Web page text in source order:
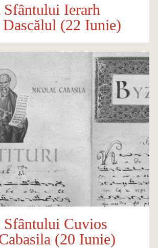
Ierarh
(22 Iunie)
Cuvios
(20 Iunie)